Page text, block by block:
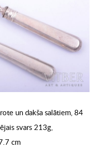
un dakša salātiem, 84
svars 213g,
cm